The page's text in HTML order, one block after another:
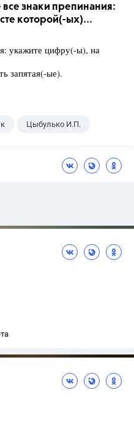
все знаки препинания:
которой(-ых)...
укажите цифру(-ы), на
запятая(-ые).
Цыбулько И.П.